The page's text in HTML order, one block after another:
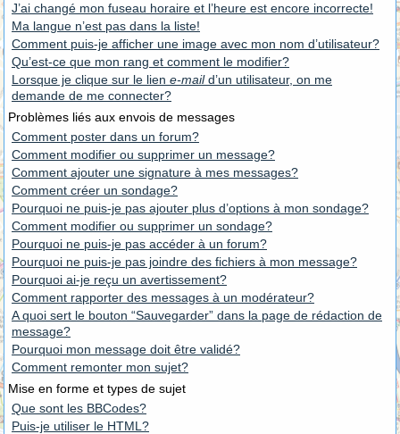
J’ai changé mon fuseau horaire et l’heure est encore incorrecte!
Ma langue n’est pas dans la liste!
Comment puis-je afficher une image avec mon nom d’utilisateur?
Qu’est-ce que mon rang et comment le modifier?
Lorsque je clique sur le lien e-maild’un utilisateur, on me
demande de me connecter?
Problèmes liés aux envois de messages
Comment poster dans un forum?
Comment modifier ou supprimer un message?
Comment ajouter une signature à mes messages?
Comment créer un sondage?
Pourquoi ne puis-je pas ajouter plus d’options à mon sondage?
Comment modifier ou supprimer un sondage?
Pourquoi ne puis-je pas accéder à un forum?
Pourquoi ne puis-je pas joindre des fichiers à mon message?
Pourquoi ai-je reçu un avertissement?
Comment rapporter des messages à un modérateur?
A quoi sert le bouton “Sauvegarder” dans la page de rédaction de
message?
Pourquoi mon message doit être validé?
Comment remonter mon sujet?
Mise en forme et types de sujet
Que sont les BBCodes?
Puis-je utiliser le HTML?